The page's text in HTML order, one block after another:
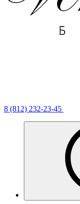
8 (812) 232-23-45